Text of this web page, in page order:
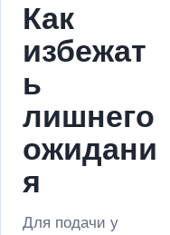
Как
избежат
ь
лишнего
ожидани
я
Для подачи у